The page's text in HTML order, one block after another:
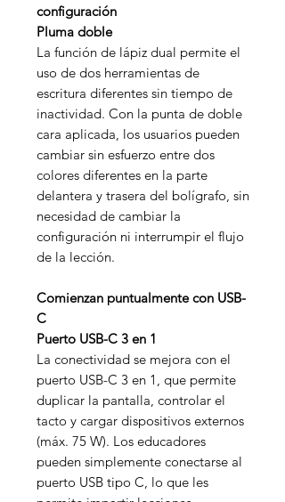
configuración
Pluma doble
La función de lápiz dual permite el
uso de dos herramientas de
escritura diferentes sin tiempo de
inactividad. Con la punta de doble
cara aplicada, los usuarios pueden
cambiar sin esfuerzo entre dos
colores diferentes en la parte
delantera y trasera del bolígrafo, sin
necesidad de cambiar la
configuración ni interrumpir el flujo
de la lección.
Comienzan puntualmente con USB-
C
Puerto USB-C 3 en 1
La conectividad se mejora con el
puerto USB-C 3 en 1, que permite
duplicar la pantalla, controlar el
tacto y cargar dispositivos externos
(máx. 75 W). Los educadores
pueden simplemente conectarse al
puerto USB tipo C, lo que les